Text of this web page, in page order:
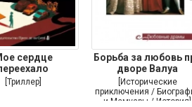
сердце
[Триллер]
Борьба за любовь
дворе Валуа
[Исторические
приключения /
и Мемуары / История]